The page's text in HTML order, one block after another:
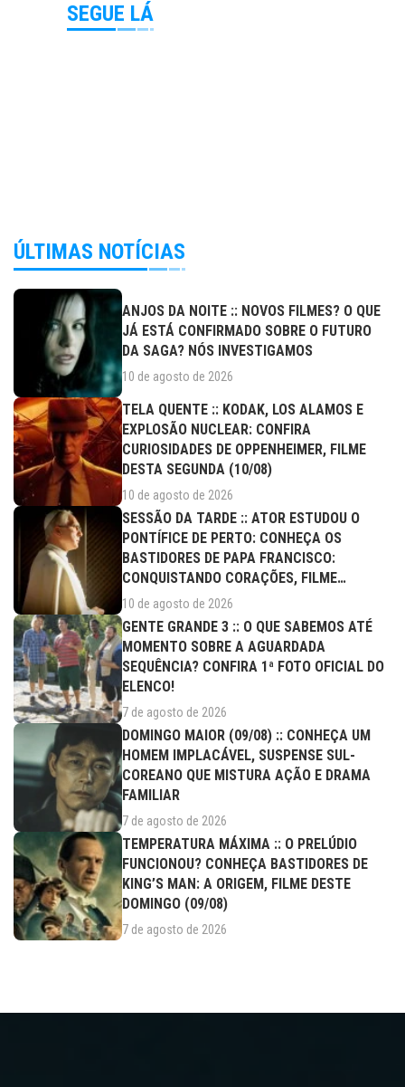
SEGUE LÁ
ÚLTIMAS NOTÍCIAS
ANJOS DA NOITE :: NOVOS FILMES? O QUE
JÁ ESTÁ CONFIRMADO SOBRE O FUTURO
DA SAGA? NÓS INVESTIGAMOS
10 de agosto de 2026
TELA QUENTE :: KODAK, LOS ALAMOS E
EXPLOSÃO NUCLEAR: CONFIRA
CURIOSIDADES DE OPPENHEIMER, FILME
DESTA SEGUNDA (10/08)
10 de agosto de 2026
SESSÃO DA TARDE :: ATOR ESTUDOU O
PONTÍFICE DE PERTO: CONHEÇA OS
BASTIDORES DE PAPA FRANCISCO:
CONQUISTANDO CORAÇÕES, FILME
DESTA...
10 de agosto de 2026
GENTE GRANDE 3 :: O QUE SABEMOS ATÉ
MOMENTO SOBRE A AGUARDADA
SEQUÊNCIA? CONFIRA 1ª FOTO OFICIAL DO
ELENCO!
7 de agosto de 2026
DOMINGO MAIOR (09/08) :: CONHEÇA UM
HOMEM IMPLACÁVEL, SUSPENSE SUL-
COREANO QUE MISTURA AÇÃO E DRAMA
FAMILIAR
7 de agosto de 2026
TEMPERATURA MÁXIMA :: O PRELÚDIO
FUNCIONOU? CONHEÇA BASTIDORES DE
KING’S MAN: A ORIGEM, FILME DESTE
DOMINGO (09/08)
7 de agosto de 2026